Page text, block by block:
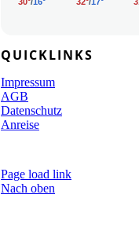
QUICKLINKS
Impressum
AGB
Datenschutz
Anreise
Page load link
Nach oben